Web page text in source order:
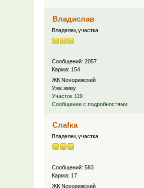
Владислав
Владелец участка
Сообщений: 2057
Карма: 154
ЖК Novoрижский
Уже живу
Участок 119
Сообщение с подробностями
Слаfка
Владелец участка
Сообщений: 583
Карма: 17
ЖК Novoрижский